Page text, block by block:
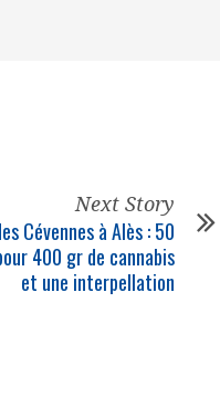
Next Story
Cévennes à Alès : 50
400 gr de cannabis
et une interpellation